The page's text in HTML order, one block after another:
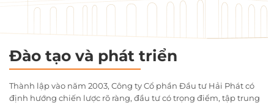
Đào tạo và phát triển
Thành lập vào năm 2003, Công ty Cổ phần Đầu tư Hải Phát có
định hướng chiến lược rõ ràng, đầu tư có trọng điểm, tập trung